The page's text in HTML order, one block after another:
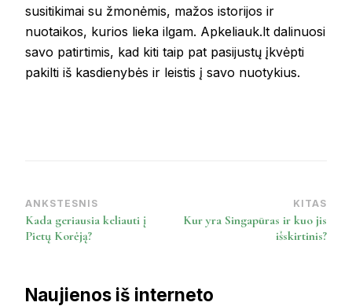
susitikimai su žmonėmis, mažos istorijos ir
nuotaikos, kurios lieka ilgam. Apkeliauk.lt dalinuosi
savo patirtimis, kad kiti taip pat pasijustų įkvėpti
pakilti iš kasdienybės ir leistis į savo nuotykius.
Post
Navigation
ANKSTESNIS
Kada geriausia keliauti į
Pietų Korėją?
KITAS
Kur yra Singapūras ir kuo jis
išskirtinis?
Naujienos iš interneto